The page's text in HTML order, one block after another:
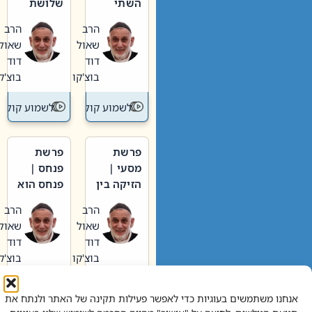
אנחנו משתמשים בעוגיות כדי לאפשר פעילות תקינה של האתר ולנתח את
וערב של
חיינו
הרב
שאול
דוד
בוצ'קו
לשמוע קול תורה – מדרש
האבות
הרב
שאול
דוד
בוצ'קו
לשמוע קול
פרשת
מסעי |
הזיקה בין
הגדול לעם הרב
שאול
דוד
בוצ'קו
לשמוע קול תורה – מדרש
פרשת
פנחס |
פנחס הוא
אליהו: בין
קנאות
הורסת
לקנאות
בונה
הרב
שאול
דוד
בוצ'קו
לשמוע קול